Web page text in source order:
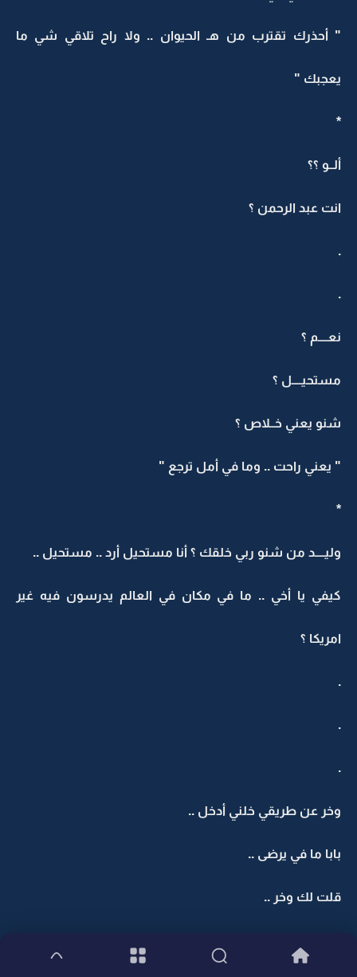
" أحذرك تقترب من هـ الحيوان .. ولا راح تلاقي شي ما
يعجبك "
*
ألــو ؟؟
انت عبد الرحمن ؟
.
.
نعــــم ؟
مستحيــــل ؟
شنو يعني خــلاص ؟
" يعني راحت .. وما في أمل ترجع "
*
وليــــد من شنو ربي خلقك ؟ أنا مستحيل أرد .. مستحيل ..
كيفي يا أخي .. ما في مكان في العالم يدرسون فيه غير
امريكا ؟
.
.
.
وخر عن طريقي خلني أدخل ..
بابا ما في يرضى ..
قلت لك وخر ..